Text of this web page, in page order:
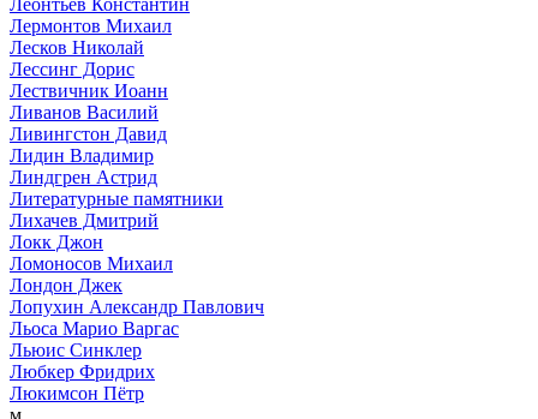
Леонтьев Константин
Лермонтов Михаил
Лесков Николай
Лессинг Дорис
Лествичник Иоанн
Ливанов Василий
Ливингстон Давид
Лидин Владимир
Линдгрен Астрид
Литературные памятники
Лихачев Дмитрий
Локк Джон
Ломоносов Михаил
Лондон Джек
Лопухин Александр Павлович
Льоса Марио Варгас
Льюис Синклер
Любкер Фридрих
Люкимсон Пётр